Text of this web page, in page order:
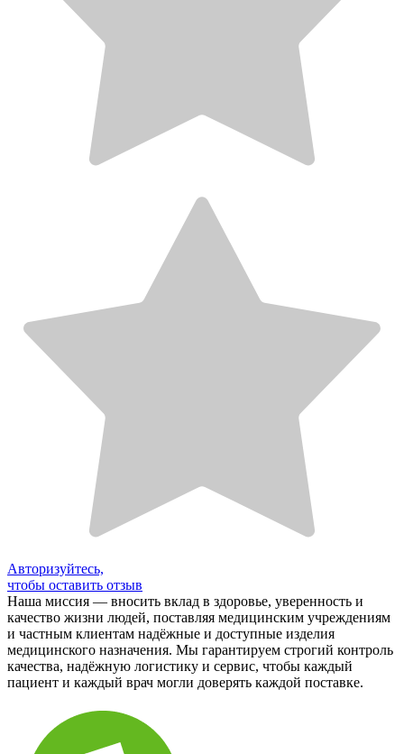
Авторизуйтесь,
чтобы оставить отзыв
Наша миссия — вносить вклад в здоровье, уверенность и
качество жизни людей, поставляя медицинским учреждениям
и частным клиентам надёжные и доступные изделия
медицинского назначения. Мы гарантируем строгий контроль
качества, надёжную логистику и сервис, чтобы каждый
пациент и каждый врач могли доверять каждой поставке.